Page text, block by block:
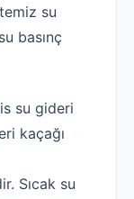
su
basınç
su gideri
kaçağı
Sıcak su